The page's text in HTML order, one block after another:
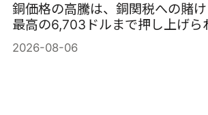
銅価格の高騰は、銅関税への賭
最高の6,703ドルまで押し上げら
2026-08-06